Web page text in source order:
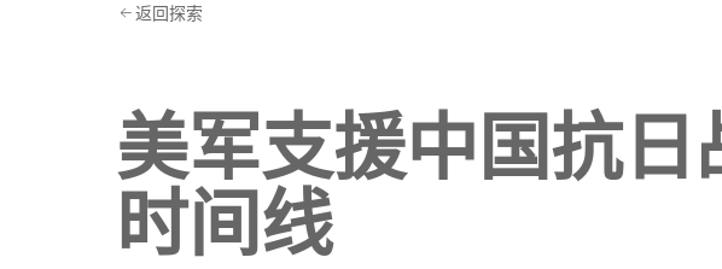
返回探索
美军支援中国抗
时间线